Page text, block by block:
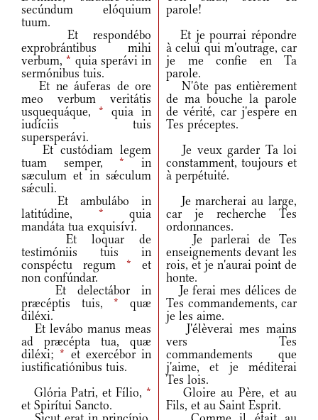
secúndum elóquium
tuum.
parole!
Et respondébo
exprobrántibus mihi
verbum,* quia sperávi in
sermónibus tuis.
Et je pourrai répondre
à celui qui m'outrage, car
je me confie en Ta
parole.
Et ne áuferas de ore
meo verbum veritátis
usquequáque, * quia in
iudíciis tuis
supersperávi.
N'ôte pas entièrement
de ma bouche la parole
de vérité, car j'espère en
Tes préceptes.
Et custódiam legem
tuam semper,* in
sæculum et in sǽculum
sǽculi.
Je veux garder Ta loi
constamment, toujours et
à perpétuité.
Et ambulábo in
latitúdine, * quia
mandáta tua exquisívi.
Je marcherai au large,
car je recherche Tes
ordonnances.
Et loquar de
testimóniis tuis in
conspéctu regum * et
non confúndar.
Je parlerai de Tes
enseignements devant les
rois, et je n'aurai point de
honte.
Et delectábor in
præcéptis tuis,* quæ
diléxi.
Je ferai mes délices de
Tes commandements, car
je les aime.
Et levábo manus meas
ad præcépta tua, quæ
diléxi;* et exercébor in
iustificatiónibus tuis.
J'élèverai mes mains
vers Tes
commandements que
j'aime, et je méditerai
Tes lois.
Glória Patri, et Fílio, *
et Spirítui Sancto.
Gloire au Père, et au
Fils, et au Saint Esprit.